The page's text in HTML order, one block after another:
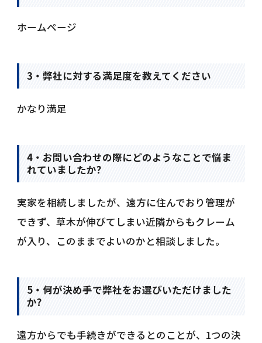
ホームページ
3・弊社に対する満足度を教えてください
かなり満足
4・お問い合わせの際にどのようなことで悩ま
れていましたか?
実家を相続しましたが、遠方に住んでおり管理が
できず、草木が伸びてしまい近隣からもクレーム
が入り、このままでよいのかと相談しました。
5・何が決め手で弊社をお選びいただけました
か?
遠方からでも手続きができるとのことが、1つの決